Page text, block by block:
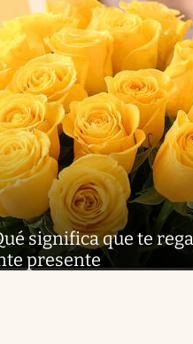
significa que te
presente